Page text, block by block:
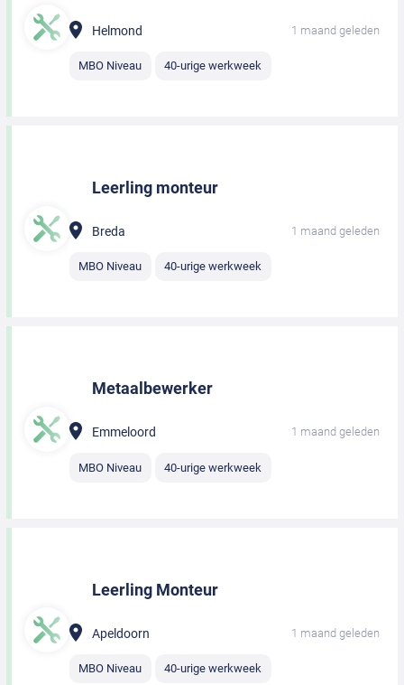
Helmond 1 maand geleden
MBO Niveau 40-urige werkweek
Leerling monteur
Breda 1 maand geleden
MBO Niveau 40-urige werkweek
Metaalbewerker
Emmeloord 1 maand geleden
MBO Niveau 40-urige werkweek
Leerling Monteur
Apeldoorn 1 maand geleden
MBO Niveau 40-urige werkweek